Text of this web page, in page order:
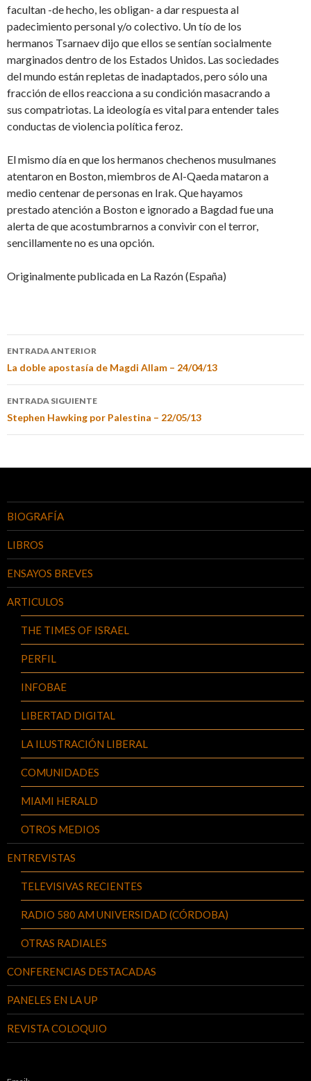
facultan -de hecho, les obligan- a dar respuesta al
padecimiento personal y/o colectivo. Un tío de los
hermanos Tsarnaev dijo que ellos se sentían socialmente
marginados dentro de los Estados Unidos. Las sociedades
del mundo están repletas de inadaptados, pero sólo una
fracción de ellos reacciona a su condición masacrando a
sus compatriotas. La ideología es vital para entender tales
conductas de violencia política feroz.
El mismo día en que los hermanos chechenos musulmanes
atentaron en Boston, miembros de Al-Qaeda mataron a
medio centenar de personas en Irak. Que hayamos
prestado atención a Boston e ignorado a Bagdad fue una
alerta de que acostumbrarnos a convivir con el terror,
sencillamente no es una opción.
Originalmente publicada en La Razón (España)
ENTRADA ANTERIOR
La doble apostasía de Magdi Allam – 24/04/13
ENTRADA SIGUIENTE
Stephen Hawking por Palestina – 22/05/13
BIOGRAFÍA
LIBROS
ENSAYOS BREVES
ARTICULOS
THE TIMES OF ISRAEL
PERFIL
INFOBAE
LIBERTAD DIGITAL
LA ILUSTRACIÓN LIBERAL
COMUNIDADES
MIAMI HERALD
OTROS MEDIOS
ENTREVISTAS
TELEVISIVAS RECIENTES
RADIO 580 AM UNIVERSIDAD (CÓRDOBA)
OTRAS RADIALES
CONFERENCIAS DESTACADAS
PANELES EN LA UP
REVISTA COLOQUIO